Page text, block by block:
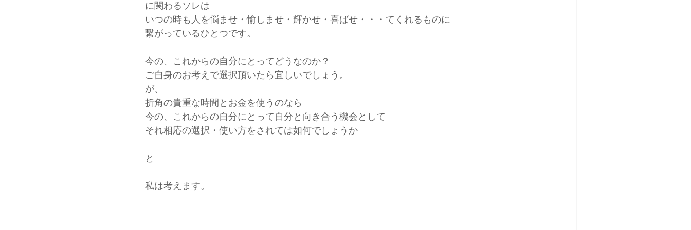
に関わるソレは
いつの時も人を悩ませ・愉しませ・輝かせ・喜ばせ・・・てくれるものに
繋がっているひとつです。
今の、これからの自分にとってどうなのか？
ご自身のお考えで選択頂いたら宜しいでしょう。
が、
折角の貴重な時間とお金を使うのなら
今の、これからの自分にとって自分と向き合う機会として
それ相応の選択・使い方をされては如何でしょうか
と
私は考えます。